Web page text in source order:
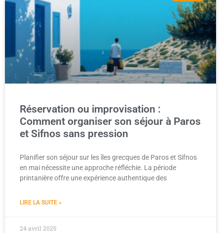
Réservation ou improvisation :
Comment organiser son séjour à Paros
et Sifnos sans pression
Planifier son séjour sur les îles grecques de Paros et Sifnos
en mai nécessite une approche réfléchie. La période
printanière offre une expérience authentique des
LIRE LA SUITE »
24 avril 2025